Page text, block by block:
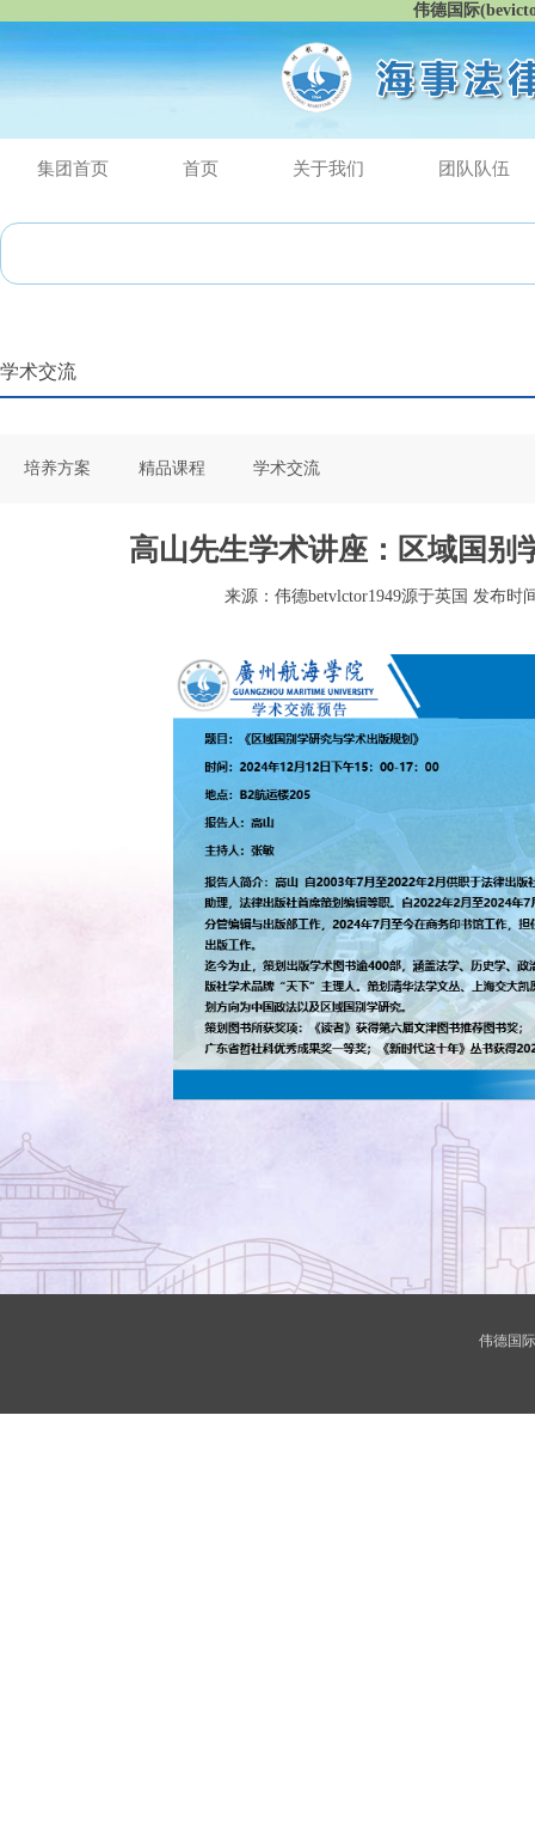
伟德国际
集团首页 首页 关于我们 团队队伍
学术交流
培养方案 精品课程 学术交流
高山先生学术讲座：区域国别
来源：伟德betvlctor1949源于英国 发布时
伟德国